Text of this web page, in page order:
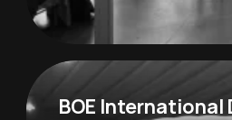
BOE International